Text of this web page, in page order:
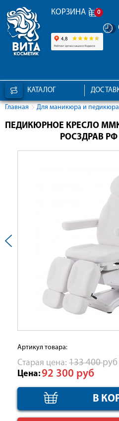
КОРЗИНА 0
КАТАЛОГ
Главная Для маникюра и педикюра
ПЕДИКЮРНОЕ КРЕСЛО
РОСЗДРАВ
Артикул товара:
Cтарая цена: 133 400руб
Цена:92 300 руб